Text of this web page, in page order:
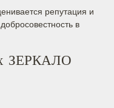
репутация и
в
ЗЕРКАЛО